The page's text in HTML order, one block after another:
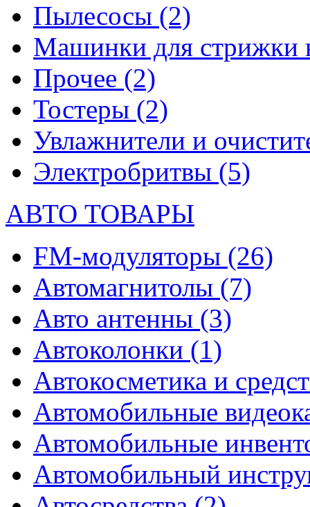
Пылесосы (2)
Машинки для стрижки
Прочее (2)
Тостеры (2)
Увлажнители и
Электробритвы (5)
АВТО ТОВАРЫ
FM-модуляторы (26)
Автомагнитолы (7)
Авто антенны (3)
Автоколонки (1)
Автокосметика и
Автомобильные
Автомобильные
Автомобильный